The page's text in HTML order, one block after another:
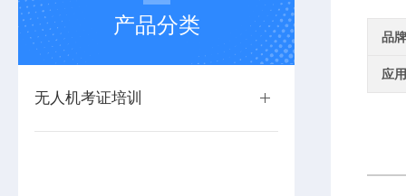
产品分类
无人机考证培训
品牌
应